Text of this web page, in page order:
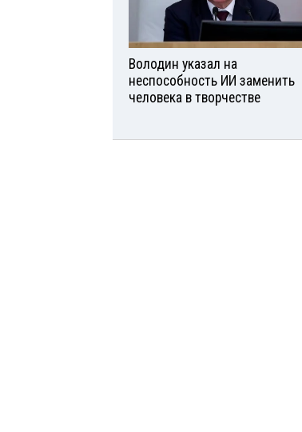
Володин указал на
неспособность ИИ заменить
человека в творчестве